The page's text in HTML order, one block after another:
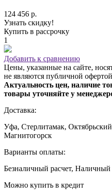
124 456 р.
Узнать скидку!
Купить в рассрочку
1
Добавить к сравнению
Цены, указанные на сайте,
не являются публичной
Актуальность цен, наличие
товары уточняйте у
Доставка:
Уфа, Стерлитамак,
Магнитогорск
Варианты оплаты:
Безналичный расчет, Наличный
Можно купить в кредит